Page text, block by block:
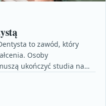
to zawód, który
Osoby
ukończyć studia na